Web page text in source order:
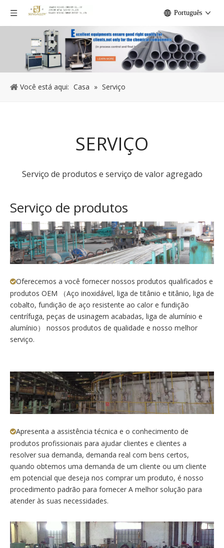
Português
Você está aqui: Casa » Serviço
SERVIÇO
Serviço de produtos e serviço de valor agregado
Serviço de produtos
Oferecemos a você fornecer nossos produtos qualificados e
produtos OEM （Aço inoxidável, liga de titânio e titânio, liga de
cobalto, fundição de aço resistente ao calor e fundição
centrífuga, peças de usinagem acabadas, liga de alumínio e
alumínio） nossos produtos de qualidade e nosso melhor
serviço.
Apresenta a assistência técnica e o conhecimento de
produtos profissionais para ajudar clientes e clientes a
resolver sua demanda, demanda real com bens certos,
quando obtemos uma demanda de um cliente ou um cliente
em potencial que deseja nos comprar um produto, é nosso
procedimento padrão para fornecer A melhor solução para
atender às suas necessidades.